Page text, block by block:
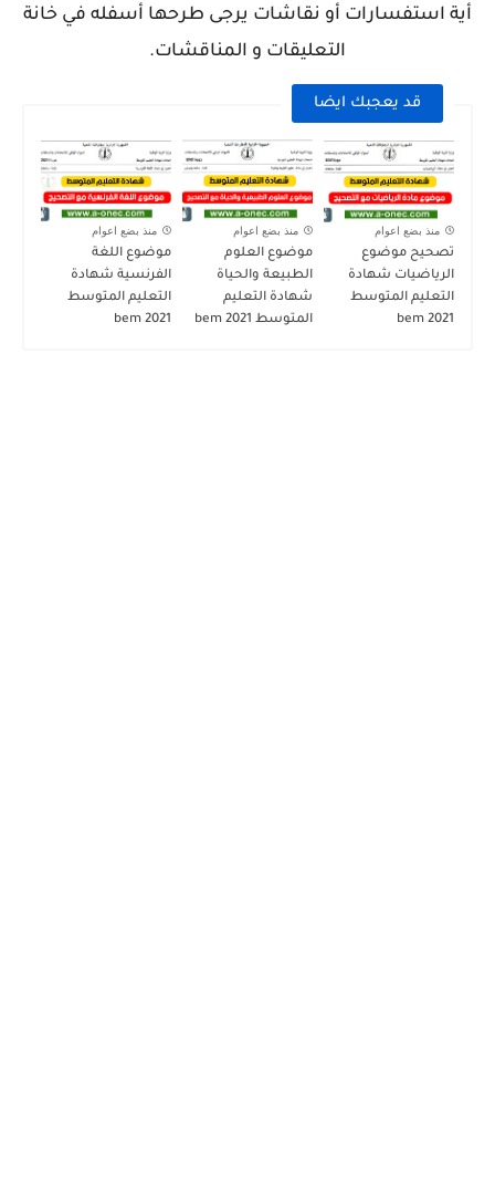
أية استفسارات أو نقاشات يرجى طرحها أسفله في خانة
التعليقات و المناقشات.
قد يعجبك ايضا
منذ بضع اعوام
تصحيح موضوع
الرياضيات شهادة
التعليم المتوسط
2021 bem
منذ بضع اعوام
موضوع العلوم
الطبيعة والحياة
شهادة التعليم
المتوسط 2021 bem
منذ بضع اعوام
موضوع اللغة
الفرنسية شهادة
التعليم المتوسط
2021 bem